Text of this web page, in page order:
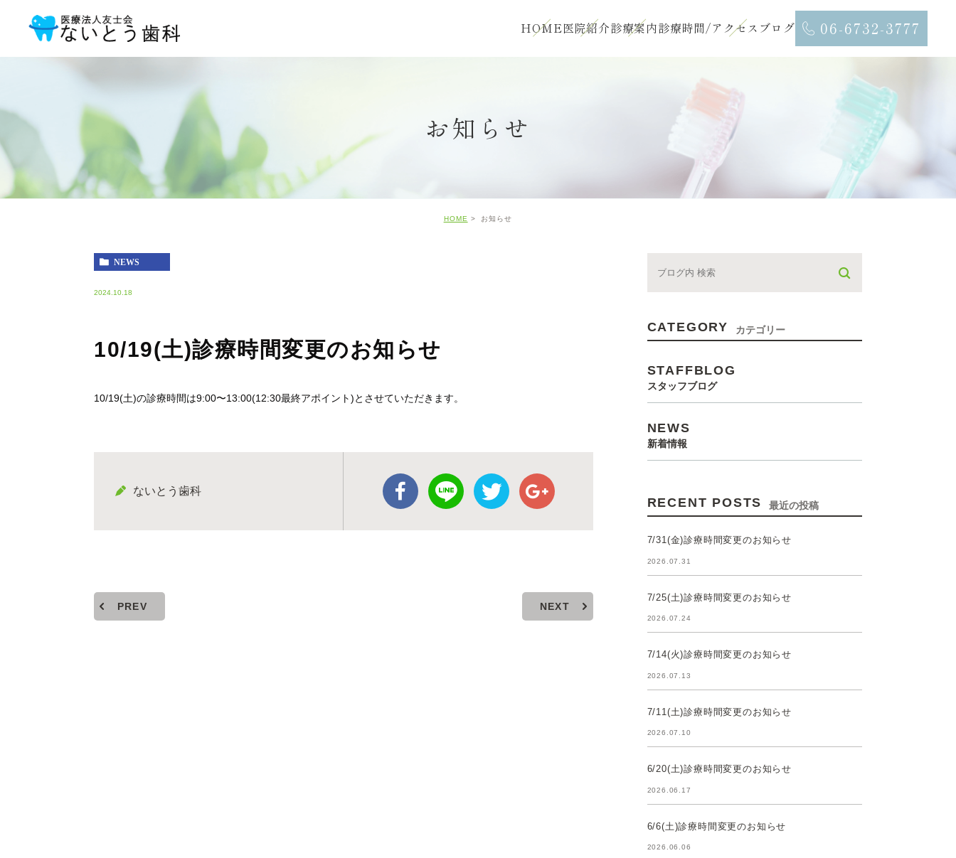
HOME医院紹介診療案内診療時間/アクセス ブログ 06-6732-3777
お知らせ
HOME お知らせ
NEWS
2024.10.18
10/19(土)診療時間変更のお知らせ
10/19(土)の診療時間は9:00〜13:00(12:30最終アポイント)とさせていただきます。
ないとう歯科
PREV NEXT
CATEGORY カテゴリー
STAFFBLOG
スタッフブログ
NEWS
新着情報
RECENT POSTS 最近の投稿
7/31(金)診療時間変更のお知らせ
2026.07.31
7/25(土)診療時間変更のお知らせ
2026.07.24
7/14(火)診療時間変更のお知らせ
2026.07.13
7/11(土)診療時間変更のお知らせ
2026.07.10
6/20(土)診療時間変更のお知らせ
2026.06.17
6/6(土)診療時間変更のお知らせ
2026.06.06